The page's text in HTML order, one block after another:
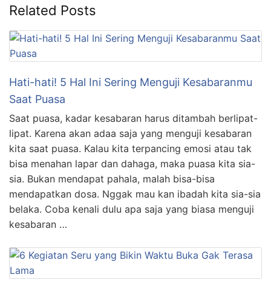
Related Posts
Hati-hati! 5 Hal Ini Sering Menguji Kesabaranmu
Saat Puasa
Saat puasa, kadar kesabaran harus ditambah berlipat-
lipat. Karena akan adaa saja yang menguji kesabaran
kita saat puasa. Kalau kita terpancing emosi atau tak
bisa menahan lapar dan dahaga, maka puasa kita sia-
sia. Bukan mendapat pahala, malah bisa-bisa
mendapatkan dosa. Nggak mau kan ibadah kita sia-sia
belaka. Coba kenali dulu apa saja yang biasa menguji
kesabaran …